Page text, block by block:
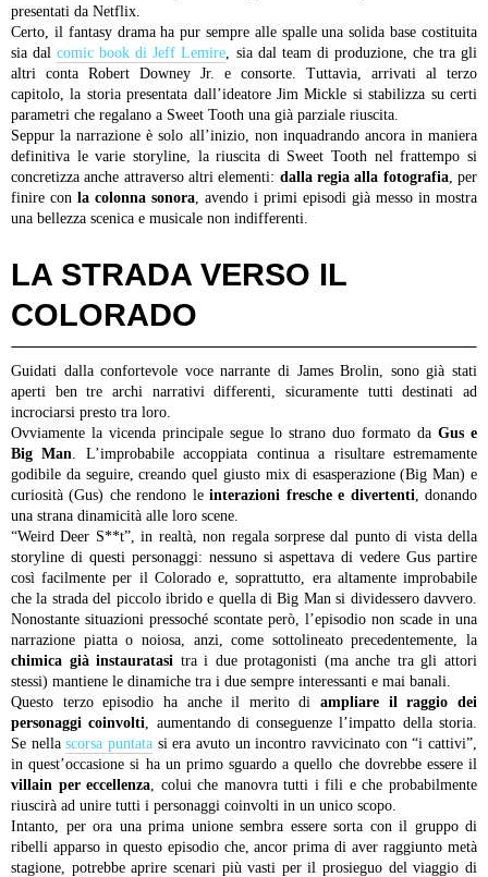
presentati da Netflix.
Certo, il fantasy drama ha pur sempre alle spalle una solida base costituita
sia dalcomic book di Jeff Lemire , sia dal team di produzione, che tra gli
altri conta Robert Downey Jr. e consorte. Tuttavia, arrivati al terzo
capitolo, la storia presentata dall’ideatore Jim Mickle si stabilizza su certi
parametri che regalano a Sweet Tooth una già parziale riuscita.
Seppur la narrazione è solo all’inizio, non inquadrando ancora in maniera
definitiva le varie storyline, la riuscita di Sweet Tooth nel frattempo si
concretizza anche attraverso altri elementi: dalla regia alla fotografia, per
finire con la colonna sonora , avendo i primi episodi già messo in mostra
una bellezza scenica e musicale non indifferenti.
LA STRADA VERSO IL
COLORADO
Guidati dalla confortevole voce narrante di James Brolin, sono già stati
aperti ben tre archi narrativi differenti, sicuramente tutti destinati ad
incrociarsi presto tra loro.
Ovviamente la vicenda principale segue lo strano duo formato da Gus e
Big Man . L’improbabile accoppiata continua a risultare estremamente
godibile da seguire, creando quel giusto mix di esasperazione (Big Man) e
curiosità (Gus) che rendono leinterazioni fresche e divertenti , donando
una strana dinamicità alle loro scene.
“Weird Deer S**t”, in realtà, non regala sorprese dal punto di vista della
storyline di questi personaggi: nessuno si aspettava di vedere Gus partire
così facilmente per il Colorado e, soprattutto, era altamente improbabile
che la strada del piccolo ibrido e quella di Big Man si dividessero davvero.
Nonostante situazioni pressoché scontate però, l’episodio non scade in una
narrazione piatta o noiosa, anzi, come sottolineato precedentemente, la
chimica già instauratasi tra i due protagonisti (ma anche tra gli attori
stessi) mantiene le dinamiche tra i due sempre interessanti e mai banali.
Questo terzo episodio ha anche il merito diampliare il raggio dei
personaggi coinvolti , aumentando di conseguenze l’impatto della storia.
Se nellascorsa puntata si era avuto un incontro ravvicinato con “i cattivi”,
in quest’occasione si ha un primo sguardo a quello che dovrebbe essere il
villain per eccellenza , colui che manovra tutti i fili e che probabilmente
riuscirà ad unire tutti i personaggi coinvolti in un unico scopo.
Intanto, per ora una prima unione sembra essere sorta con il gruppo di
ribelli apparso in questo episodio che, ancor prima di aver raggiunto metà
stagione, potrebbe aprire scenari più vasti per il prosieguo del viaggio di